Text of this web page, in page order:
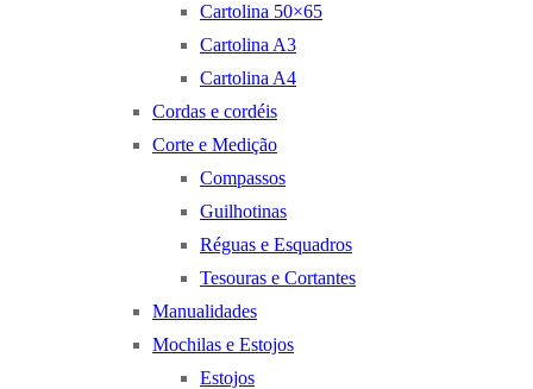
Cartolina 50×65
Cartolina A3
Cartolina A4
Cordas e cordéis
Corte e Medição
Compassos
Guilhotinas
Réguas e Esquadros
Tesouras e Cortantes
Manualidades
Mochilas e Estojos
Estojos